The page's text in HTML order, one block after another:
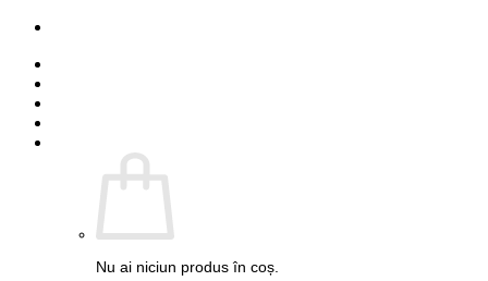
Skip
content
Nu ai niciun produs în coș.